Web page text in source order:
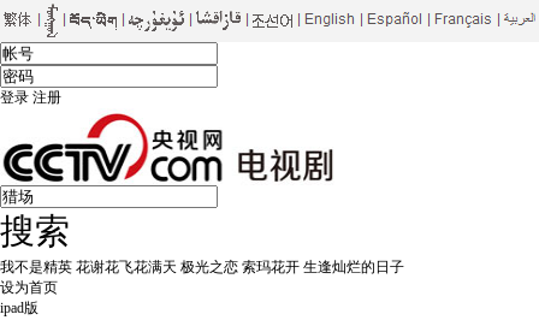
登录 注册
搜索
我不是精英 花谢花飞花满天 极光之恋 索玛花开 生逢灿烂的日子
设为首页
ipad版